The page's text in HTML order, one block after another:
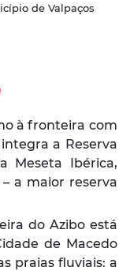
de Valpaços
à fronteira com
a Reserva
Meseta Ibérica,
– a maior reserva
do Azibo está
de Macedo
praias fluviais: a